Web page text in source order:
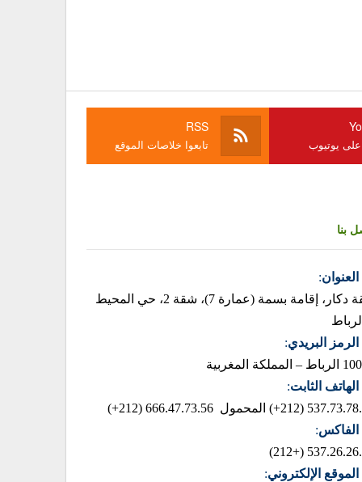
على يوتيوب
RSS
تابعوا خلاصات الموقع
بنا
العنوان:
زنقة دكار، إقامة بسمة (عمارة 7)، شقة 2، حي المحيط
الرمز البريدي:
المغربية
الهاتف الثابت:
537.73.78.85
المحمول 666.47.73.56 (212+)
الفاكس:
537.26.26.42
الموقع الإلكتروني: